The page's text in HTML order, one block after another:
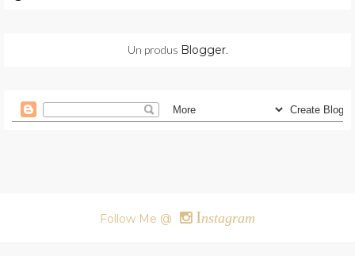
Un produs Blogger.
Follow Me @ Instagram